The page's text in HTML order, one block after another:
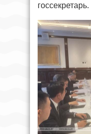
госсекретарь.